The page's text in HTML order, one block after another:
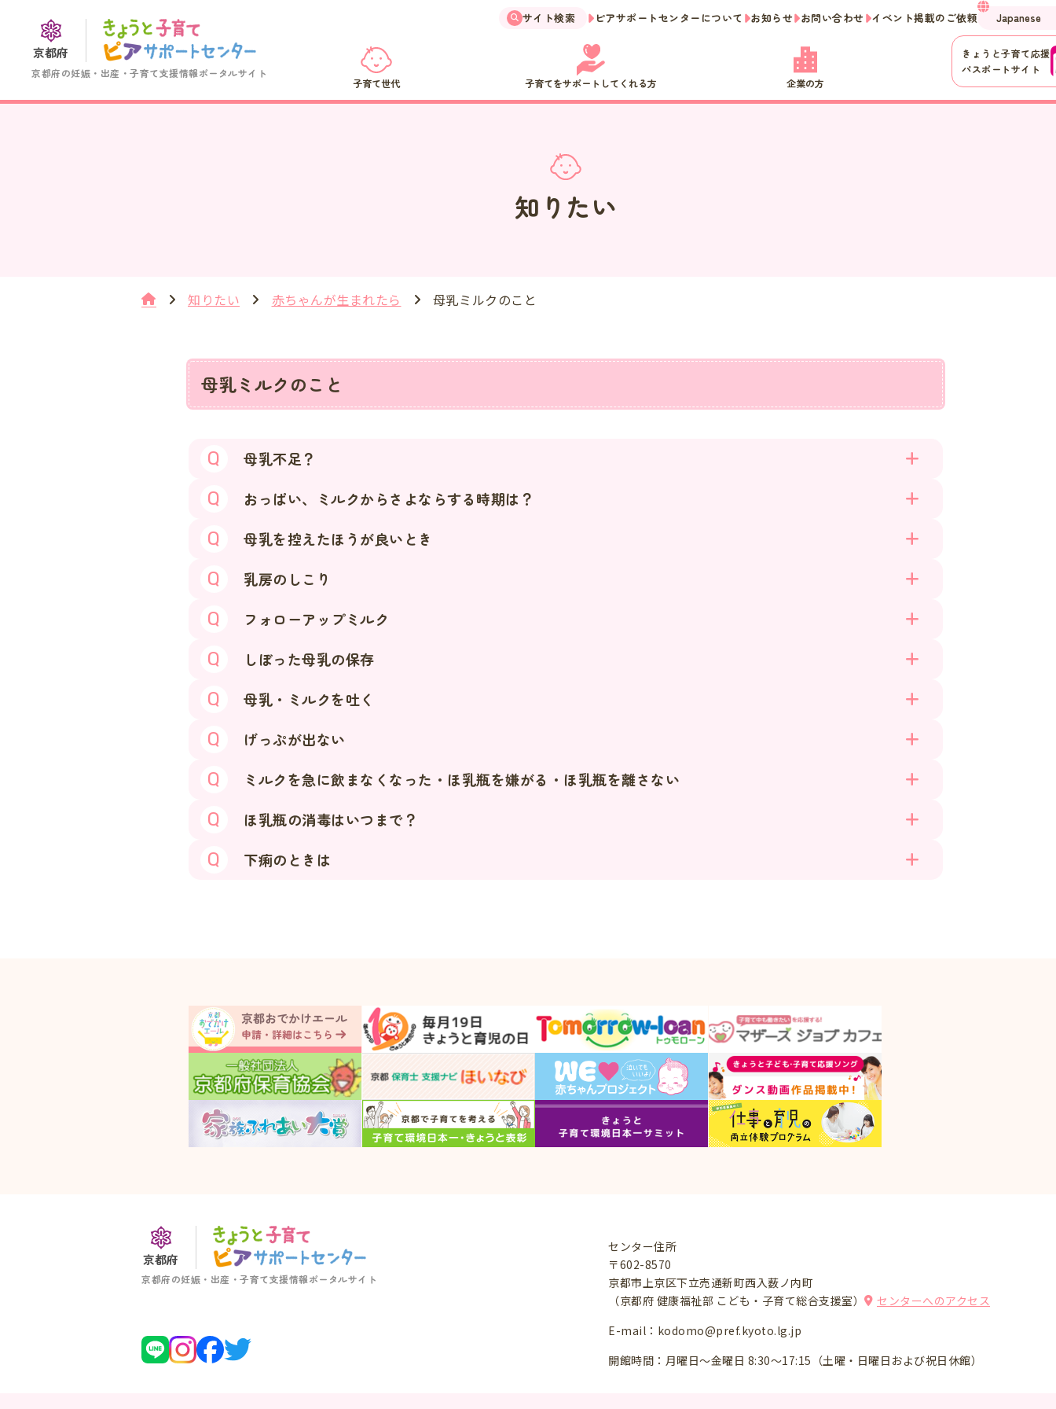
京都府の妊娠・出産・子育て支援情報ポータルサイト
京都府
子育て世代 子育てをサポートしてくれる方 企業の方
サイト検索 ピアサポートセンターについて お知らせ お問い合わせ イベント掲載のご依頼
きょうと子育て応援
パスポートサイト
知りたい
知りたい 赤ちゃんが生まれたら 母乳ミルクのこと
母乳ミルクのこと
母乳不足？
おっぱい、ミルクからさよならする時期は？
母乳を控えたほうが良いとき
乳房のしこり
フォローアップミルク
しぼった母乳の保存
母乳・ミルクを吐く
げっぷが出ない
ミルクを急に飲まなくなった・ほ乳瓶を嫌がる・ほ乳瓶を離さない
ほ乳瓶の消毒はいつまで？
下痢のときは
京都府の妊娠・出産・子育て支援情報ポータルサイト
京都府
センター住所
〒602-8570
京都市上京区下立売通新町西入薮ノ内町
（京都府 健康福祉部 こども・子育て総合支援室）
センターへのアクセス
E-mail： kodomo@pref.kyoto.lg.jp
開館時間：月曜日～金曜日 8:30～17:15（土曜・日曜日および祝日休館）